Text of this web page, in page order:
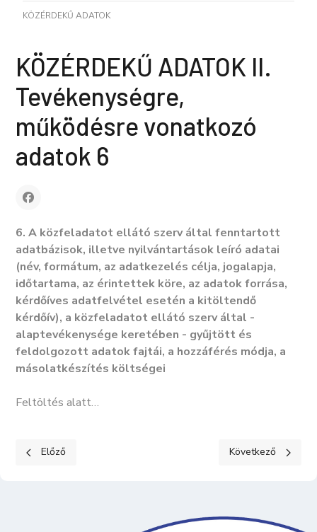
KÖZÉRDEKŰ ADATOK
KÖZÉRDEKŰ ADATOK II.
Tevékenységre,
működésre vonatkozó
adatok 6
6. A közfeladatot ellátó szerv által fenntartott
adatbázisok, illetve nyilvántartások leíró adatai
(név, formátum, az adatkezelés célja, jogalapja,
időtartama, az érintettek köre, az adatok forrása,
kérdőíves adatfelvétel esetén a kitöltendő
kérdőív), a közfeladatot ellátó szerv által -
alaptevékenysége keretében - gyűjtött és
feldolgozott adatok fajtái, a hozzáférés módja, a
másolatkészítés költségei
Feltöltés alatt…
Előző cikk: KÖZÉRDEKŰ ADATOK II. Tevékenységre,
Előző Következő cikk:
Következő